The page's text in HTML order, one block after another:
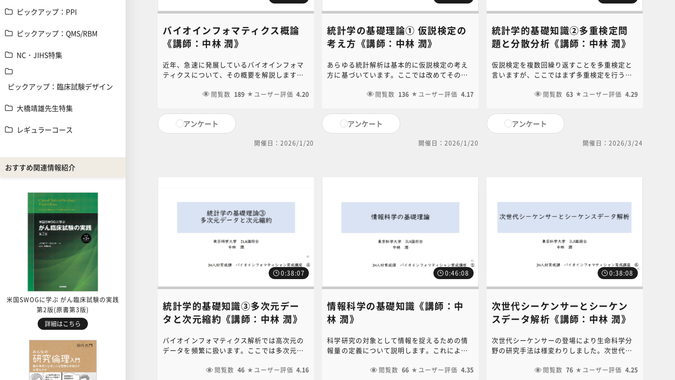
ピックアップ：PPI
ピックアップ：QMS/RBM
NC・JIHS特集
ピックアップ：臨床試験デザイン
大橋靖雄先生特集
レギュラーコース
おすすめ関連情報紹介
米国SWOGに学ぶ がん臨床試験の実践
第2版(原書第3版)
詳細はこちら
バイオインフォマティクス概論
《講師：中林 潤》
近年、急速に発展しているバイオインフォマ
ティクスについて、その概要を解説します。
景や、その背景となる理論、特徴などを説明
合わせは、NC・JIHS共通教育講座中央事務局
（6nc-educ.jimu@jh.ncgm.go.jp）までご
連絡ください。
閲覧数 189 ユーザー評価 4.20
アンケート
開催日：2026/1/20
統計学の基礎理論① 仮説検定の
考え方《講師：中林 潤》
あらゆる統計解析は基本的に仮説検定の考え
方に基づいています。ここでは改めてその仮
論を説明します。本コンテンツに関するお問
局（6nc-educ.jimu@jh.ncgm.go.jp）まで
ご連絡ください。
閲覧数 136 ユーザー評価 4.17
アンケート
開催日：2026/1/20
統計学的基礎知識②多重検定問
題と分散分析《講師：中林 潤》
仮説検定を複数回繰り返すことを多重検定と
言いますが、ここではまず多重検定を行う際
ィクス解析では大量のデータを扱うので、多
の対処方法についても解説します。本コンテ
ンツに関するお問い合わせは、NC・JIHS共通
教育講座中央事務局（6nc-
educ.jimu@jh.ncgm.go.jp）までご連絡く
閲覧数 63 ユーザー評価 4.29
アンケート
開催日：2026/3/24
0:38:07
統計学的基礎知識③多次元デー
タと次元縮約《講師：中林 潤》
バイオインフォマティクス解析では高次元の
データを頻繁に扱います。ここでは多次元デ
に縮約する次元縮約の理論と方法を解説して
閲覧数 46 ユーザー評価 4.16
0:46:08
情報科学の基礎知識《講師：中
林 潤》
科学研究の対象として情報を捉えるための情
報量の定義について説明します。これによ
情報科学が発展してきました。情報量の概念
閲覧数 66 ユーザー評価 4.35
0:38:08
次世代シーケンサーとシーケン
スデータ解析《講師：中林 潤》
次世代シーケンサーの登場により生命科学分
野の研究手法は様変わりしました。次世代シ
してきましたが、その基盤となるシーケンス
閲覧数 76 ユーザー評価 4.25